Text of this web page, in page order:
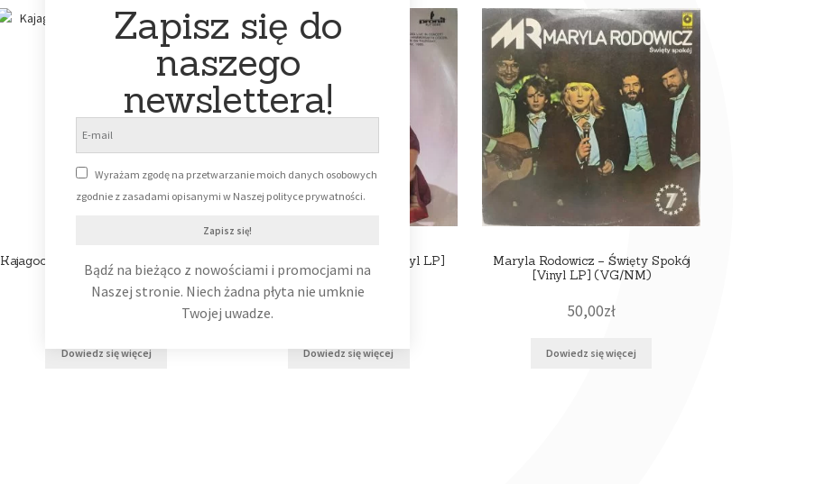
Kajagoogoo – White Feathers [Vinyl
LP] (VG+/VG+)
Dowiedz się więcej
Rick Wakeman – Live [Vinyl LP]
(VG+/VG+)
Dowiedz się więcej
Maryla Rodowicz – Święty Spokój
[Vinyl LP] (VG/NM)
50,00zł
Dowiedz się więcej
Zapisz się do
naszego
newslettera!
Wyrażam zgodę na przetwarzanie moich danych osobowych
zgodnie z zasadami opisanymi w Naszej polityce prywatności.
Zapisz się!
Bądź na bieżąco z nowościami i promocjami na
Naszej stronie. Niech żadna płyta nie umknie
Twojej uwadze.